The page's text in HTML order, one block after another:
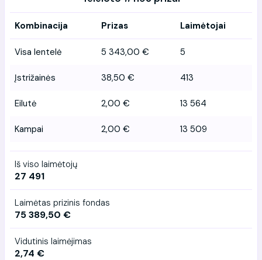
Kombinacija Prizas Laimėtojai
Visa lentelė 5 343,00 € 5
Įstrižainės 38,50 € 413
Eilutė 2,00 € 13 564
Kampai 2,00 € 13 509
Iš viso laimėtojų
27 491
Laimėtas prizinis fondas
75 389,50 €
Vidutinis laimėjimas
2,74 €